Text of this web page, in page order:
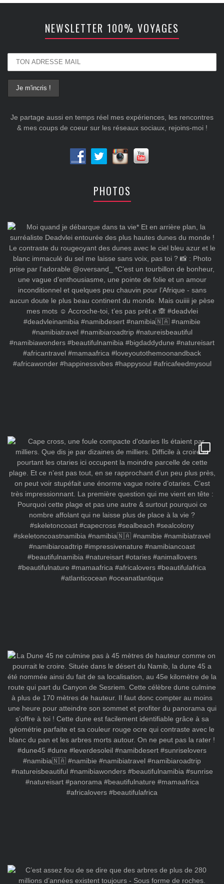
NEWSLETTER 100% VOYAGES
Je partage aussi en temps réel mes expériences, les rencontres
& mes coups de coeur sur les réseaux sociaux, rejoins-moi !
PHOTOS